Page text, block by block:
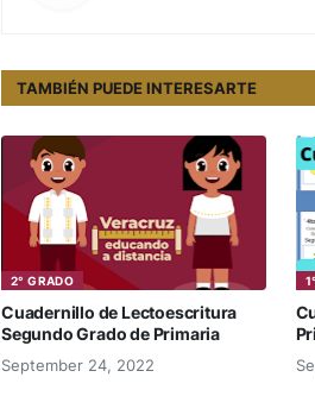
TAMBIÉN PUEDE INTERESARTE
2° GRADO
Cuadernillo de Lectoescritura
Segundo Grado de Primaria
September 24, 2022